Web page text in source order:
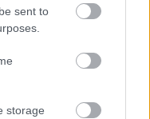
sent to
storage
Jászberényben is zajlott
az élet 2024-ben. De
milyenre is sikeredett